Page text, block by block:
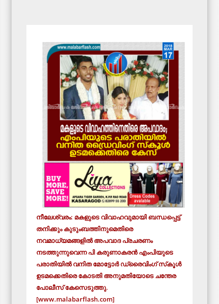
നീലേശ്വരം: മകളുടെ വിവാഹവുമായി ബന്ധപ്പെട്ട്
തനിക്കും കുടുംബത്തിനുമെതിരെ
നവമാധ്യമങ്ങളില്‍ അപവാദ പ്രചരണം
നടത്തുന്നുവെന്ന പി കരുണാകരന്‍ എംപിയുടെ
പരാതിയില്‍ വനിത മോട്ടോര്‍ ഡ്രൈവിംഗ് സ്‌കൂള്‍
ഉടമക്കെതിരെ കോടതി അനുമതിയോടെ ചന്തേര
പോലീസ് കേസെടുത്തു.
[www.malabarflash.com]